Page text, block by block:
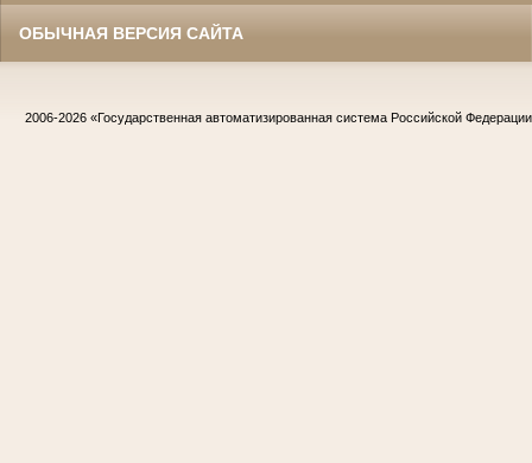
ОБЫЧНАЯ ВЕРСИЯ САЙТА
2006-2026 «Государственная автоматизированная система Российской